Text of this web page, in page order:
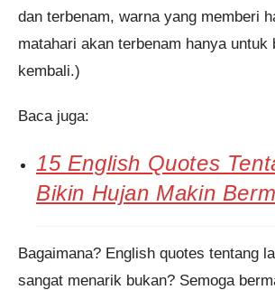
dan terbenam, warna yang memberi
matahari akan terbenam hanya untuk
kembali.)
Baca juga:
15 English Quotes
Bikin Hujan Makin
Bagaimana? English quotes tentang
sangat menarik bukan? Semoga